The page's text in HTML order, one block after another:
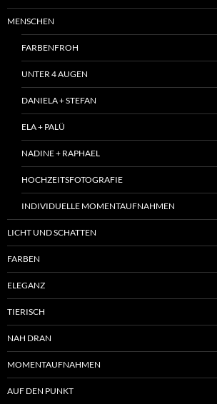
MENSCHEN
FARBENFROH
UNTER 4 AUGEN
DANIELA + STEFAN
ELA + PALÜ
NADINE + RAPHAEL
HOCHZEITSFOTOGRAFIE
INDIVIDUELLE MOMENTAUFNAHMEN
LICHT UND SCHATTEN
FARBEN
ELEGANZ
TIERISCH
NAH DRAN
MOMENTAUFNAHMEN
AUF DEN PUNKT